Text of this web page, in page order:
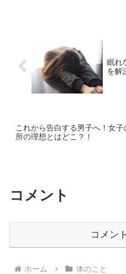
眠れ
を解
これから告白する男子へ！女子
所の理想とはどこ？！
コメント
コメン
ホーム 体のこと